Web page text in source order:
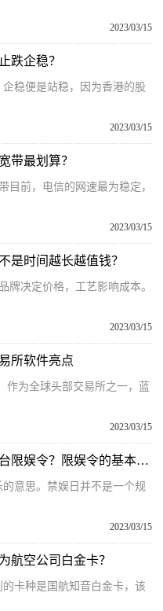
2023/03/15
跌企稳？
稳便是站稳，因为香港的股
2023/03/15
带最划算？
目前，电信的网速最为稳定，
2023/03/15
是时间越长越值钱？
牌决定价格，工艺影响成本。
2023/03/15
所软件亮点
作为全球头部交易所之一，蓝
2023/03/15
禁娱日是几月几日？为什么要出台限娱令？限娱令的基本内容
意思。禁娱日并不是一个规
2023/03/15
航空公司白金卡？
卡种是国航知音白金卡，该